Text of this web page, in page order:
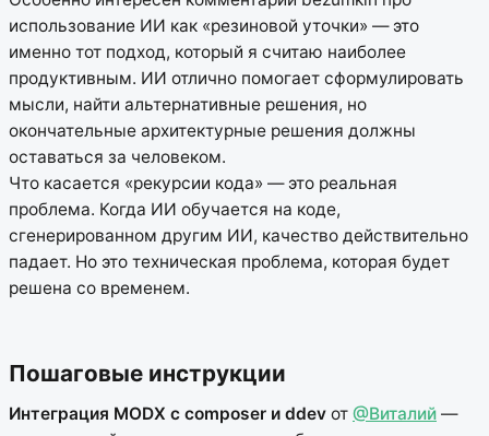
использование ИИ как «резиновой уточки» — это
именно тот подход, который я считаю наиболее
продуктивным. ИИ отлично помогает сформулировать
мысли, найти альтернативные решения, но
окончательные архитектурные решения должны
оставаться за человеком.
Что касается «рекурсии кода» — это реальная
проблема. Когда ИИ обучается на коде,
сгенерированном другим ИИ, качество действительно
падает. Но это техническая проблема, которая будет
решена со временем.
Пошаговые инструкции
Интеграция MODX с composer и ddev от @Виталий —